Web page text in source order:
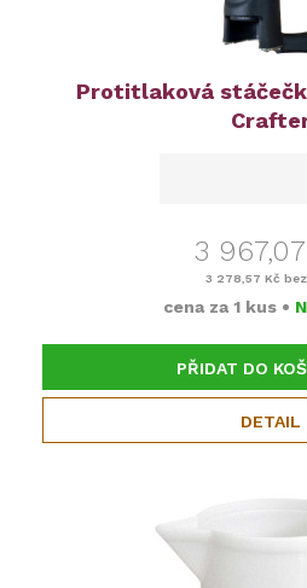
Protitlaková
3
3 278,57 Kč bez
cena za 1 kus •
PŘIDAT DO
DETAIL